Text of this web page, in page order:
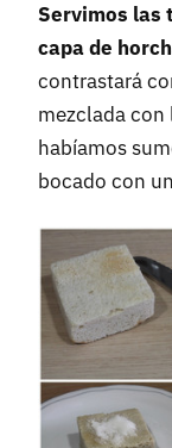
Servimos las
capa de
contrastará
mezclada con
habíamos
bocado con